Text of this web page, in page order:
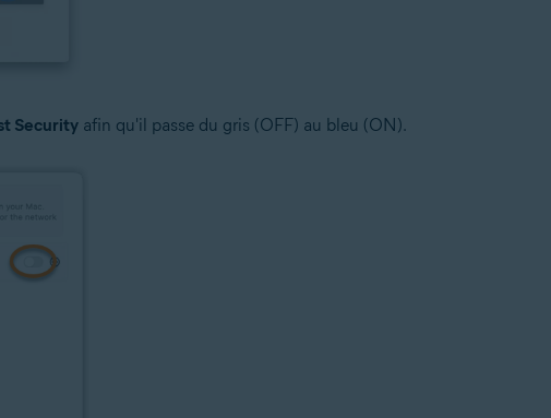
Securityafin qu'il passe du gris (OFF) au bleu (ON).